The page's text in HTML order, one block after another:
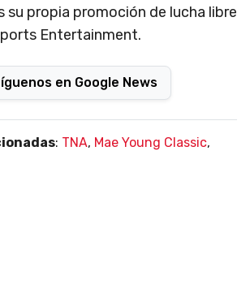
su propia promoción de lucha libre
Entertainment.
en Google News
: TNA, Mae Young Classic,